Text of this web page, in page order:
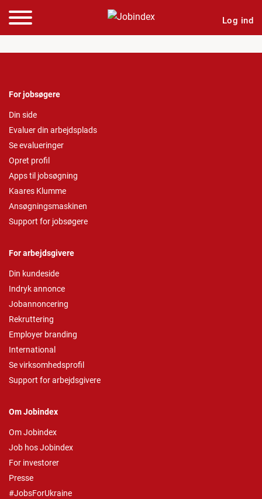
Log ind
For jobsøgere
Din side
Evaluer din arbejdsplads
Se evalueringer
Opret profil
Apps til jobsøgning
Kaares Klumme
Ansøgningsmaskinen
Support for jobsøgere
For arbejdsgivere
Din kundeside
Indryk annonce
Jobannoncering
Rekruttering
Employer branding
International
Se virksomhedsprofil
Support for arbejdsgivere
Om Jobindex
Om Jobindex
Job hos Jobindex
For investorer
Presse
#JobsForUkraine